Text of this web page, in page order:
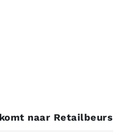
naar Retailbeurs